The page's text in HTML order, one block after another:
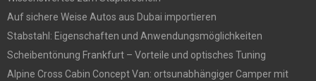
Auf sichere Weise Autos aus Dubai importieren
Stabstahl: Eigenschaften und Anwendungsmöglichkeiten
Scheibentönung Frankfurt – Vorteile und optisches Tuning
Alpine Cross Cabin Concept Van: ortsunabhängiger Camper mit